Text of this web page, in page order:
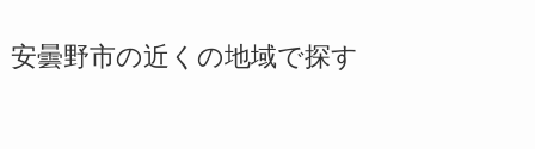
安曇野市の近くの地域で探す